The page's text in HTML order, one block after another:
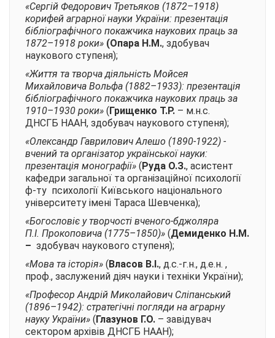
«Сергій Федорович Третьяков (1872–1918)
корифей аграрної науки України: презентація
бібліографічного покажчика наукових праць за
1872–1918 роки» (Опара Н.М., здобувач
наукового ступеня);
«Життя та творча діяльність Мойсея
Михайловича Вольфа (1882–1933): презентація
бібліографічного покажчика наукових праць за
1910–1930 роки» (Грищенко Т.Р. – м.н.с.
ДНСГБ НААН, здобувач наукового ступеня);
«Олександр Гаврилович Алешо (1890-1922) -
вчений та організатор української науки:
презентація монографії» (Руда О.З., асистент
кафедри загальної та організаційної психології
ф-ту психології Київського національного
університету імені Тараса Шевченка);
«Богословіє у творчості вченого-бджоляра
П.І. Прокоповича (1775–1850)» (Демиденко Н.М.
– здобувач наукового ступеня);
«Мова та історія» (Власов В.І., д.с.-г.н., д.е.н. ,
проф., заслужений діяч науки і техніки України);
«Професор Андрій Миколайович Сліпанський
(1896–1942): стратегічні погляди на аграрну
науку України» (Глазунов Г.О. – завідувач
сектором архівів ДНСГБ НААН);